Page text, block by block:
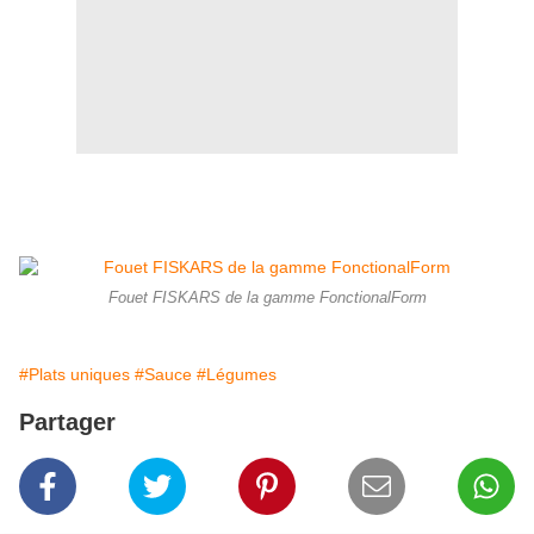
Fouet FISKARS de la gamme FonctionalForm
#Plats uniques #Sauce #Légumes
Partager